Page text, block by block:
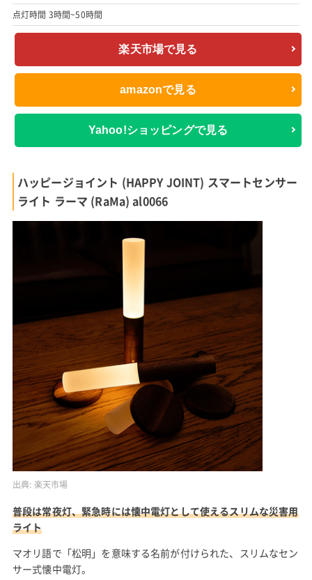
点灯時間 3時間~50時間
楽天市場で見る
amazonで見る
Yahoo!ショッピングで見る
ハッピージョイント (HAPPY JOINT) スマートセンサー
ライト ラーマ (RaMa) al0066
出典: 楽天市場
普段は常夜灯、緊急時には懐中電灯として使えるスリムな災害用
ライト
マオリ語で「松明」を意味する名前が付けられた、スリムなセン
サー式懐中電灯。